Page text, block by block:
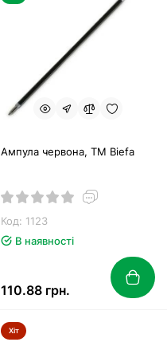
Ампула червона, ТМ Biefa
Код: 1123
В наявності
110.88 грн.
Хіт